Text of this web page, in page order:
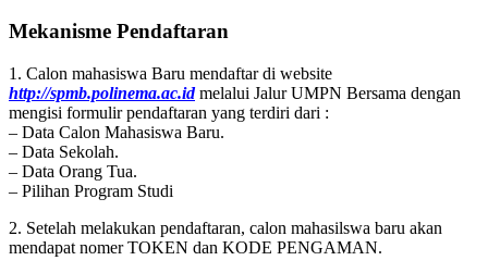
Mekanisme Pendaftaran
1. Calon mahasiswa Baru mendaftar di website
http://spmb.polinema.ac.idmelalui Jalur UMPN Bersama dengan
mengisi formulir pendaftaran yang terdiri dari :
– Data Calon Mahasiswa Baru.
– Data Sekolah.
– Data Orang Tua.
– Pilihan Program Studi
2. Setelah melakukan pendaftaran, calon mahasilswa baru akan
mendapat nomer TOKEN dan KODE PENGAMAN.